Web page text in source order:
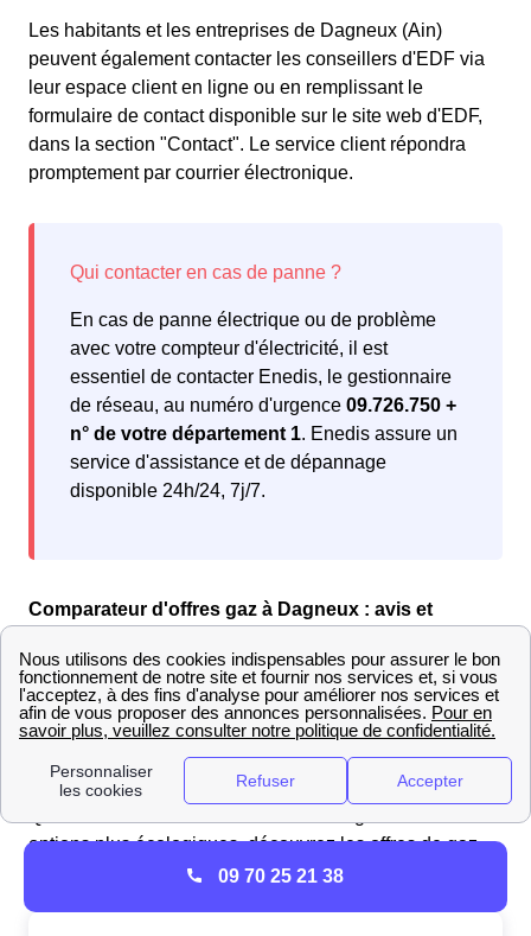
Les habitants et les entreprises de Dagneux (Ain)
peuvent également contacter les conseillers d'EDF via
leur espace client en ligne ou en remplissant le
formulaire de contact disponible sur le site web d'EDF,
dans la section "Contact". Le service client répondra
promptement par courrier électronique.
En cas de panne électrique ou de problème
avec votre compteur d'électricité, il est
essentiel de contacter Enedis, le gestionnaire
de réseau, au numéro d'urgence 09.726.750 +
n° de votre département 1. Enedis assure un
service d'assistance et de dépannage
disponible 24h/24, 7j/7.
Comparateur d'offres gaz à Dagneux : avis et
Pour les Dagnards souhaitant faire un choix éclairé
parmi les offres de gaz, la comparaison est essentielle.
Notre sélection vous propose des offres spécialement
adaptées à vos
besoins énergétiques.
options plus écologiques, découvrez les offres de gaz
EDF que nous avons sélectionnées pour vous :
09 70 25 21 38